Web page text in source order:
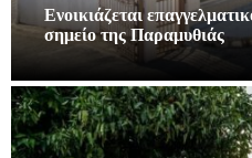
Ενοικιάζεται
σημείο της Παραμυθιάς